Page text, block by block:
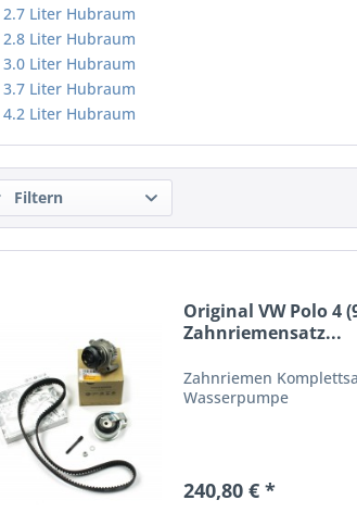
2.7 Liter Hubraum
2.8 Liter Hubraum
3.0 Liter Hubraum
3.7 Liter Hubraum
4.2 Liter Hubraum
Filtern
Original VW Polo 4
Zahnriemensatz...
Zahnriemen
Wasserpumpe
240,80 € *